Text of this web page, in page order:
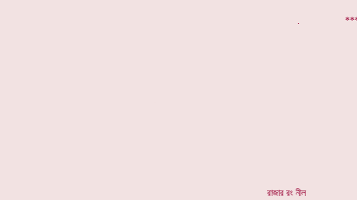
.
রাজার রং নীল